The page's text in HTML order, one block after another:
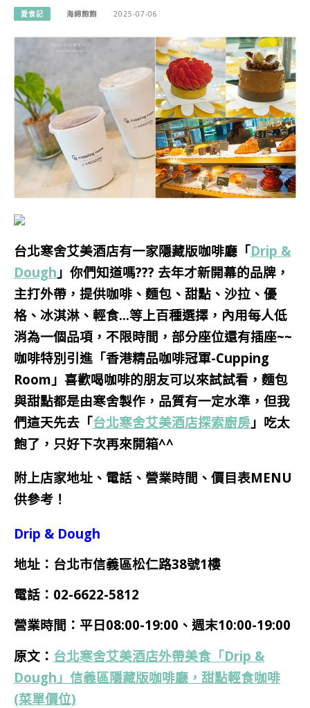
愛食記 海綿飽飽 2025-07-06
台北寒舍艾美酒店有一家隱藏版咖啡廳「Drip &
Dough 」你們知道嗎??? 去年才新開幕的品牌，
主打外帶，提供咖啡、麵包、甜點、沙拉、優
格、冰淇淋、輕食…等上百種選擇，內用每人低
消為一個品項，不限時間，部分座位還有插座~~
咖啡特別引進「香港精品咖啡冠軍-Cupping
Room」喜歡喝咖啡的朋友可以來試試看，麵包
與甜點都是由寒舍製作，品質有一定水準，但我
們這天先去 「台北寒舍艾美酒店探索廚房 」 吃太
飽了，只好下次再來開箱^^
附上店家地址、電話、營業時間、價目表MENU
供參考！
Drip & Dough
地址：台北市信義區松仁路38號1樓
電話：02-6622-5812
營業時間：平日08:00-19:00、週末10:00-19:00
原文： 台北寒舍艾美酒店外帶美食「Drip &
Dough」信義區隱藏版咖啡廳，甜點輕食咖啡
(菜單價位)